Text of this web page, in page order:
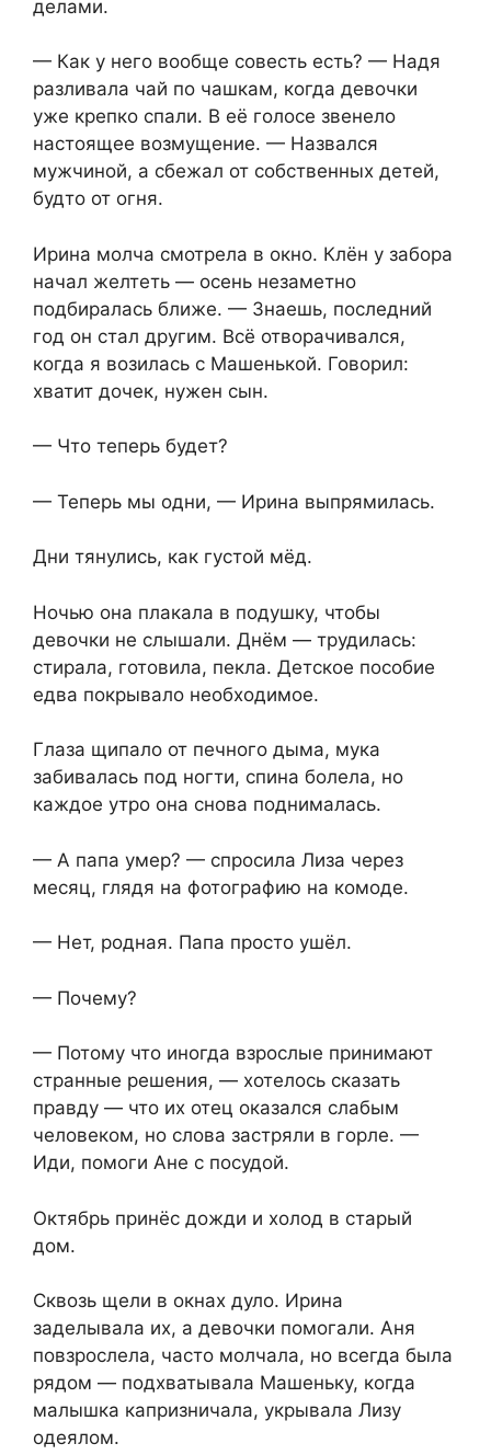
делами.
— Как у него вообще совесть есть? — Надя
разливала чай по чашкам, когда девочки
уже крепко спали. В её голосе звенело
настоящее возмущение. — Назвался
мужчиной, а сбежал от собственных детей,
будто от огня.
Ирина молча смотрела в окно. Клён у забора
начал желтеть — осень незаметно
подбиралась ближе. — Знаешь, последний
год он стал другим. Всё отворачивался,
когда я возилась с Машенькой. Говорил:
хватит дочек, нужен сын.
— Что теперь будет?
— Теперь мы одни, — Ирина выпрямилась.
Дни тянулись, как густой мёд.
Ночью она плакала в подушку, чтобы
девочки не слышали. Днём — трудилась:
стирала, готовила, пекла. Детское пособие
едва покрывало необходимое.
Глаза щипало от печного дыма, мука
забивалась под ногти, спина болела, но
каждое утро она снова поднималась.
— А папа умер? — спросила Лиза через
месяц, глядя на фотографию на комоде.
— Нет, родная. Папа просто ушёл.
— Почему?
— Потому что иногда взрослые принимают
странные решения, — хотелось сказать
правду — что их отец оказался слабым
человеком, но слова застряли в горле. —
Иди, помоги Ане с посудой.
Октябрь принёс дожди и холод в старый
дом.
Сквозь щели в окнах дуло. Ирина
заделывала их, а девочки помогали. Аня
повзрослела, часто молчала, но всегда была
рядом — подхватывала Машеньку, когда
малышка капризничала, укрывала Лизу
одеялом.